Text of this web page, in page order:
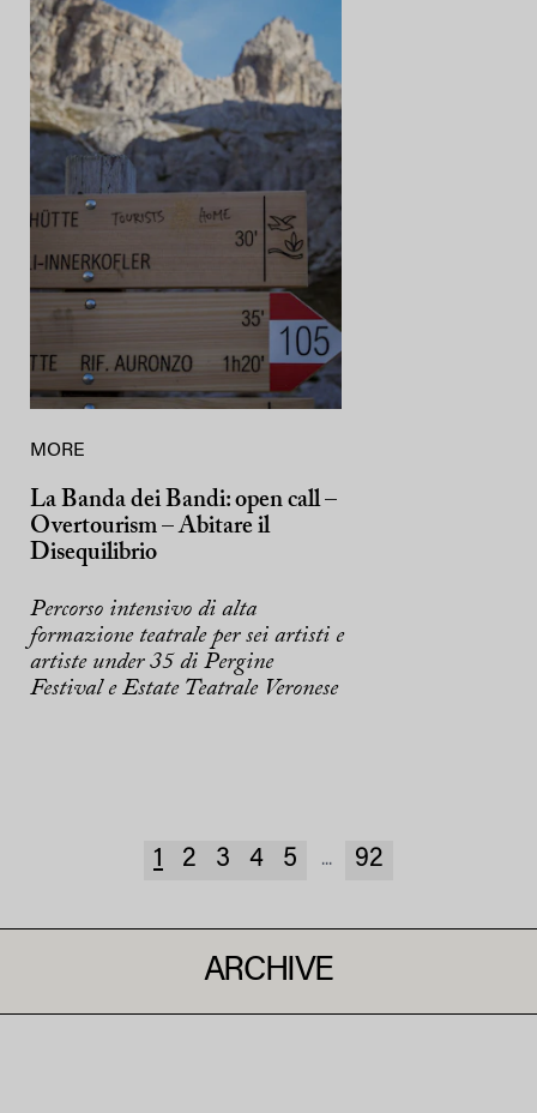
MORE
La Banda dei Bandi: open call –
Overtourism – Abitare il
Disequilibrio
Percorso intensivo di alta
formazione teatrale per sei artisti e
artiste under 35 di Pergine
Festival e Estate Teatrale Veronese
1 2 3 4 5 ... 92
ARCHIVE